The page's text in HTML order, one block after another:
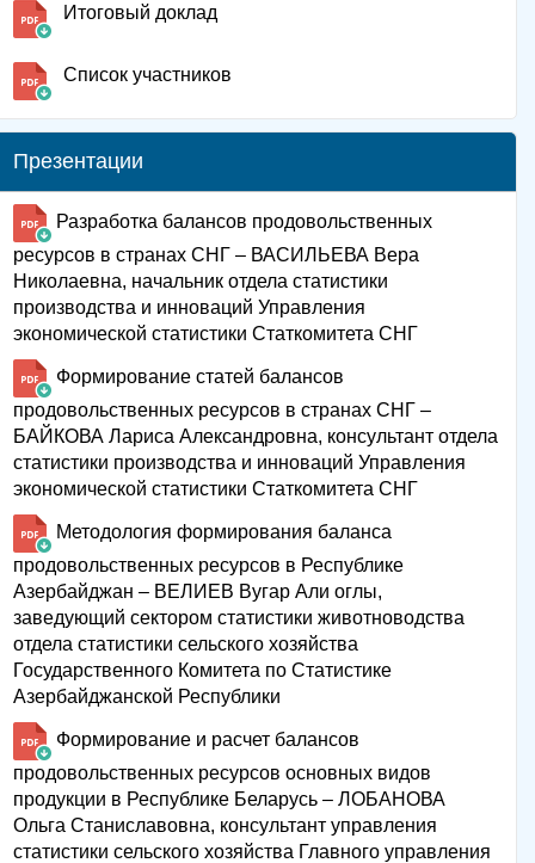
Итоговый доклад
Список участников
Презентации
Разработка балансов продовольственных
ресурсов в странах СНГ – ВАСИЛЬЕВА Вера
Николаевна, начальник отдела статистики
производства и инноваций Управления
экономической статистики Статкомитета СНГ
Формирование статей балансов
продовольственных ресурсов в странах СНГ –
БАЙКОВА Лариса Александровна, консультант отдела
статистики производства и инноваций Управления
экономической статистики Статкомитета СНГ
Методология формирования баланса
продовольственных ресурсов в Республике
Азербайджан – ВЕЛИЕВ Вугар Али оглы,
заведующий сектором статистики животноводства
отдела статистики сельского хозяйства
Государственного Комитета по Статистике
Азербайджанской Республики
Формирование и расчет балансов
продовольственных ресурсов основных видов
продукции в Республике Беларусь – ЛОБАНОВА
Ольга Станиславовна, консультант управления
статистики сельского хозяйства Главного управления